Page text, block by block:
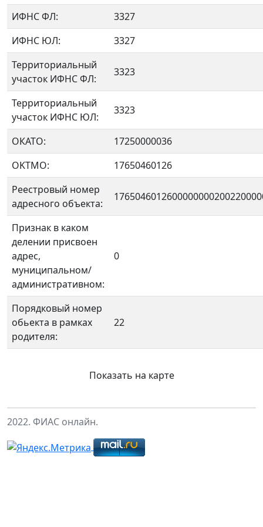
ИФНС ФЛ:
3327
ИФНС ЮЛ:
3327
Территориальный
участок ИФНС ФЛ:
3323
Территориальный
участок ИФНС ЮЛ:
3323
ОКАТО:
17250000036
OKTMO:
17650460126
Реестровый номер
адресного объекта:
Признак в каком
делении присвоен
адрес,
муниципальном/
административном:
0
Порядковый номер
обьекта в рамках
родителя:
22
Показать на карте
2022. ФИАС онлайн.